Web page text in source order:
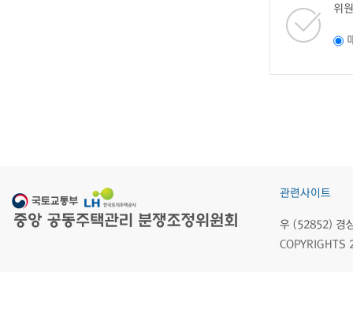
위
관련사이트
우 (52852) 경
COPYRIGHTS